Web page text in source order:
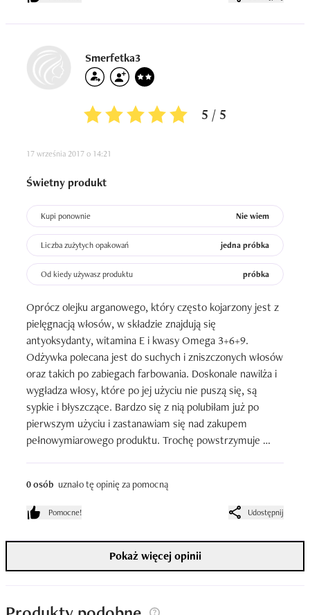
Smerfetka3
5 / 5
17 września 2017 o 14:21
Świetny produkt
Kupi ponownie Nie wiem
Liczba zużytych opakowań jedna próbka
Od kiedy używasz produktu próbka
Oprócz olejku arganowego, który często kojarzony jest z
pielęgnacją włosów, w składzie znajdują się
antyoksydanty, witamina E i kwasy Omega 3+6+9.
Odżywka polecana jest do suchych i zniszczonych włosów
oraz takich po zabiegach farbowania. Doskonale nawilża i
wygładza włosy, które po jej użyciu nie puszą się, są
sypkie i błyszczące. Bardzo się z nią polubiłam już po
pierwszym użyciu i zastanawiam się nad zakupem
pełnowymiarowego produktu. Trochę powstrzymuje
przyjemny, dobrze wyczuwalny podczas używania ale nie
zostaje długo na włosach.
0 osób uznało tę opinię za pomocną
Pomocne! Udostępnij
Pokaż więcej opinii